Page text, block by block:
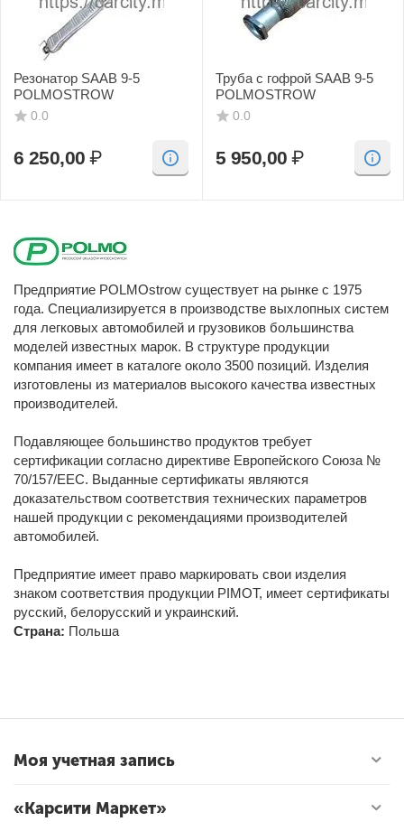
Предприятие POLMOstrow существует на рынке с 1975
года. Специализируется в производстве выхлопных систем
для легковых автомобилей и грузовиков большинства
моделей известных марок. В структуре продукции
компания имеет в каталоге около 3500 позиций. Изделия
изготовлены из материалов высокого качества известных
производителей.
Подавляющее большинство продуктов требует
сертификации согласно директиве Европейского Союза №
70/157/EEC. Выданные сертификаты являются
доказательством соответствия технических параметров
нашей продукции с рекомендациями производителей
автомобилей.
Предприятие имеет право маркировать свои изделия
знаком соответствия продукции PIMOT, имеет сертификаты
русский, белорусский и украинский.
Страна: Польша
Резонатор SAAB 9-5
POLMOSTROW
0.0
6 250,00 ₽
Труба с гофрой SAAB 9-5
POLMOSTROW
0.0
5 950,00 ₽
Моя учетная запись
«Карсити Маркет»